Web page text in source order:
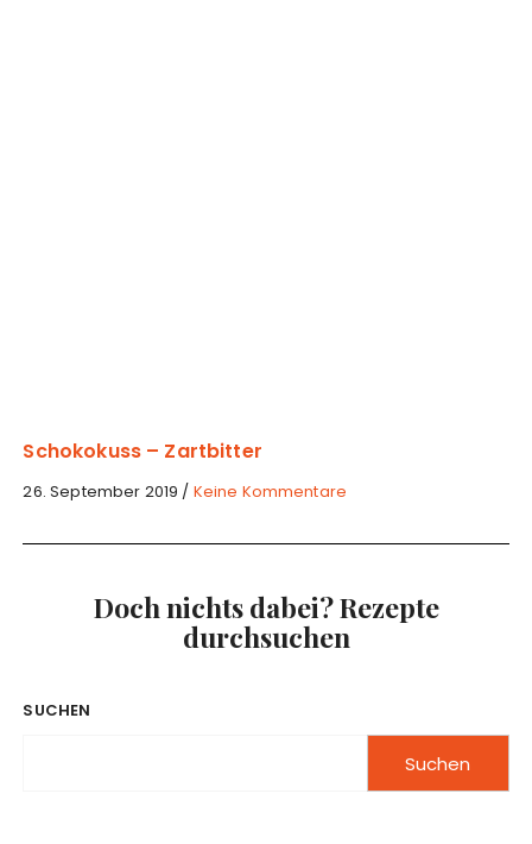
Schokokuss – Zartbitter
26. September 2019 / Keine Kommentare
S
o
k
Doch nichts dabei? Rezepte
durchsuchen
SUCHEN
Suchen